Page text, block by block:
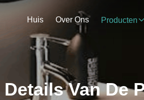
Huis Over Ons Producten
Details Van De